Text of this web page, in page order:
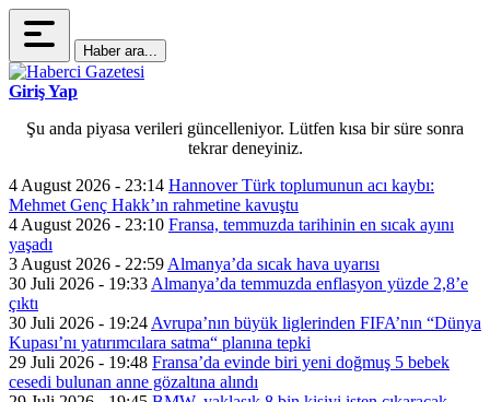
Haber ara...
Giriş Yap
Şu anda piyasa verileri güncelleniyor. Lütfen kısa bir süre sonra
tekrar deneyiniz.
4 August 2026 - 23:14 Hannover Türk toplumunun acı kaybı:
Mehmet Genç Hakk’ın rahmetine kavuştu
4 August 2026 - 23:10 Fransa, temmuzda tarihinin en sıcak ayını
yaşadı
3 August 2026 - 22:59 Almanya’da sıcak hava uyarısı
30 Juli 2026 - 19:33 Almanya’da temmuzda enflasyon yüzde 2,8’e
çıktı
30 Juli 2026 - 19:24 Avrupa’nın büyük liglerinden FIFA’nın “Dünya
Kupası’nı yatırımcılara satma“ planına tepki
29 Juli 2026 - 19:48 Fransa’da evinde biri yeni doğmuş 5 bebek
cesedi bulunan anne gözaltına alındı